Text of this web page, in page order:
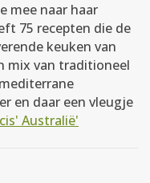
mee naar haar
75 recepten die de
keuken van
mix van traditioneel
en daar een vleugje
Australië'